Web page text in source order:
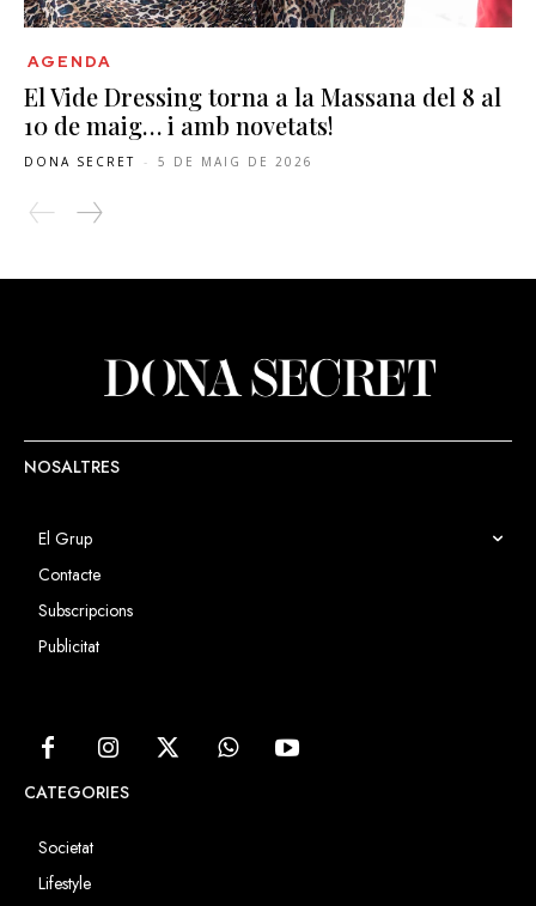
AGENDA
El Vide Dressing torna a la Massana del 8 al
10 de maig… i amb novetats!
DONA SECRET - 5 DE MAIG DE 2026
NOSALTRES
El Grup
Contacte
Subscripcions
Publicitat
CATEGORIES
Societat
Lifestyle